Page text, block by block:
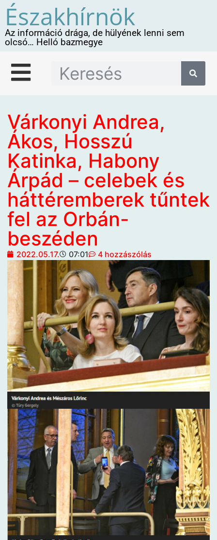
Északhírnök
Az információ drága, de hülyének lenni sem
olcsó… Helló bazmegye
Várkonyi Andrea,
Ákos, Hosszú
Katinka, Habony
Árpád – celebek és
háttéremberek tűntek
fel az Orbán-
beszéden
2022.05.17. 07:01 4 hozzászólás